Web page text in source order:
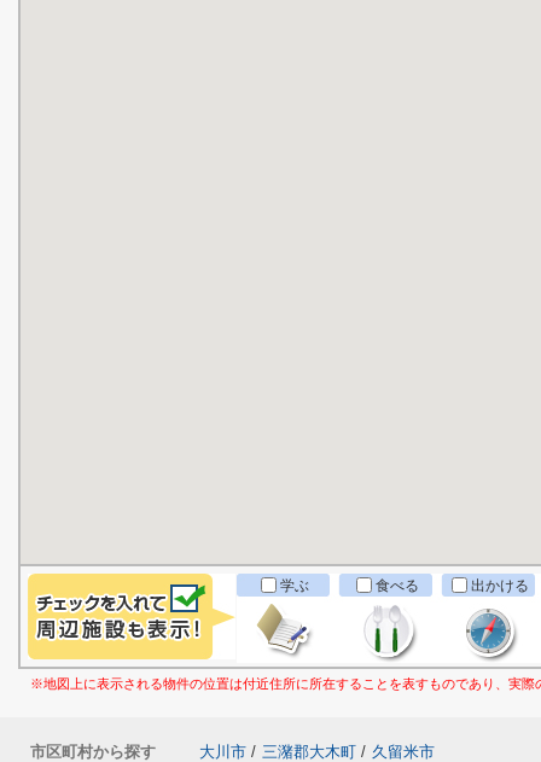
学ぶ 食べる 出かける
※地図上に表示される物件の位置は付近住所に所在することを表すものであり、実
市区町村から探す 大川市 / 三潴郡大木町 / 久留米市